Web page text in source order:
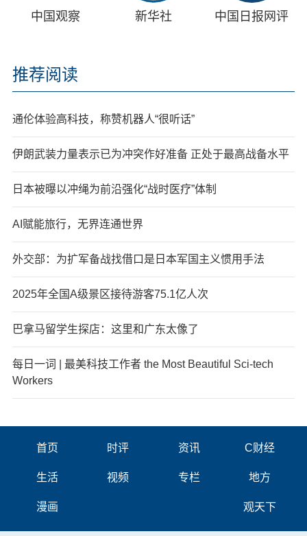
中国观察 新华社 中国日报网评
推荐阅读
通伦体验高科技，称赞机器人“很听话”
伊朗武装力量表示已为冲突作好准备 正处于最高战备水平
日本被曝以冲绳为前沿强化“战时医疗”体制
AI赋能旅行，无界连通世界
外交部：为扩军备战找借口是日本军国主义惯用手法
2025年全国A级景区接待游客75.1亿人次
巴拿马留学生探店：这里和广东太像了
每日一词 | 最美科技工作者 the Most Beautiful Sci-tech
Workers
首页 时评 资讯 C财经
生活 视频 专栏 地方
漫画 观天下